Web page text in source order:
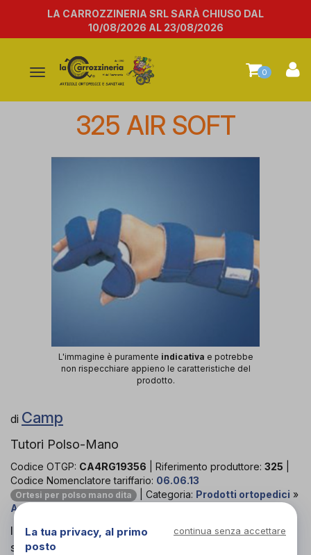
LA CARROZZINERIA SRL SARÀ CHIUSO DAL
10/08/2026 AL 23/08/2026
Attiva/disattiva
navigazione
0
325 AIR SOFT
L'immagine è puramente indicativa e potrebbe
non rispecchiare appieno le caratteristiche del
prodotto.
di Camp
Tutori Polso-Mano
Codice OTGP: CA4RG19356 | Riferimento produttore: 325
Codice Nomenclatore tariffario: 06.06.13
Ortesi per polso mano dita | Categoria: Prodotti ortopedici »
Arto superiore
Il tutore Air Soft 325, grazie alla sua rivoluzionaria
struttura, permette di ottenere con la medesima
La tua privacy, al primo
posto
continua senza accettare